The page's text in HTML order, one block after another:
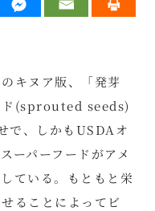
キヌア版、「発芽
ド(sprouted seeds)
で、しかもUSDAオ
ーパーフードがアメ
ている。もともと栄
ることによってビ